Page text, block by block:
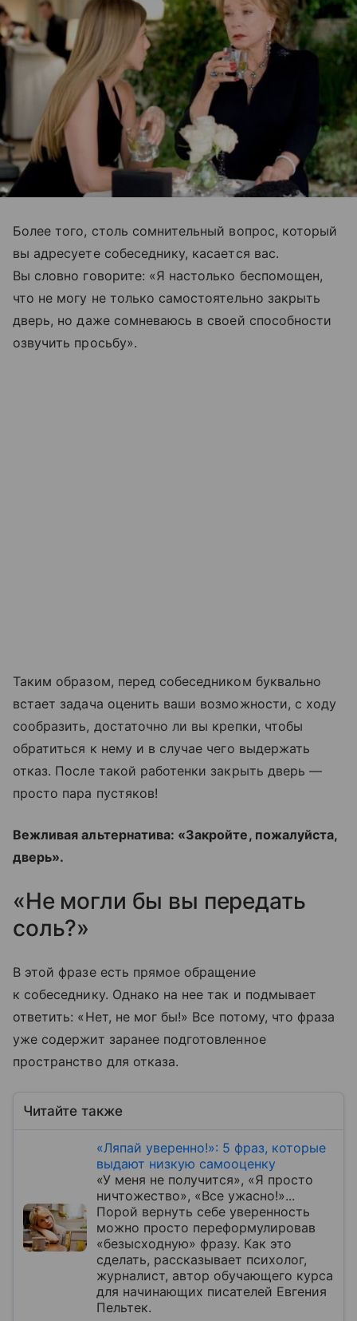
Более того, столь сомнительный вопрос, который
вы адресуете собеседнику, касается вас.
Вы словно говорите: «Я настолько беспомощен,
что не могу не только самостоятельно закрыть
дверь, но даже сомневаюсь в своей способности
озвучить просьбу».
Таким образом, перед собеседником буквально
встает задача оценить ваши возможности, с ходу
сообразить, достаточно ли вы крепки, чтобы
обратиться к нему и в случае чего выдержать
отказ. После такой работенки закрыть дверь —
просто пара пустяков!
Вежливая альтернатива: «Закройте, пожалуйста,
дверь».
«Не могли бы вы передать
соль?»
В этой фразе есть прямое обращение
к собеседнику. Однако на нее так и подмывает
ответить: «Нет, не мог бы!» Все потому, что фраза
уже содержит заранее подготовленное
пространство для отказа.
Читайте также
«Ляпай уверенно!»: 5 фраз, которые
выдают низкую самооценку
«У меня не получится», «Я просто
ничтожество», «Все ужасно!»...
Порой вернуть себе уверенность
можно просто переформулировав
«безысходную» фразу. Как это
сделать, рассказывает психолог,
журналист, автор обучающего курса
для начинающих писателей Евгения
Пельтек.